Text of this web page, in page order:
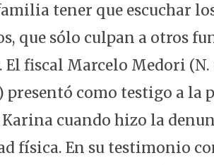
tener que escuchar
que sólo culpan a otros
fiscal Marcelo Medori (N.
presentó como testigo a la
cuando hizo la
física. En su testimonio